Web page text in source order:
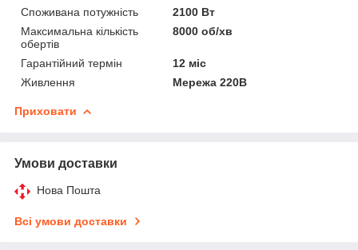
Споживана потужність
2100 Вт
Максимальна кількість
обертів
8000 об/хв
Гарантійний термін
12 міс
Живлення
Мережа 220В
Приховати
Умови доставки
Нова Пошта
Всі умови доставки